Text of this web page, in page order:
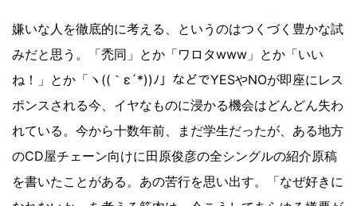
嫌いな人を徹底的に考える、というのはつくづく豊かな試
みだと思う。「禿同」とか「ワロタwww」とか「いい
ね！」とか「ヽ((｀ε´*))ﾉ」などでYESやNOが即座にレス
ポンスされる今、イヤなものに浸かる機会はどんどん失わ
れている。今から十数年前、まだ学生だったが、ある地方
のCD屋チェーン向けに田原俊彦の全シングルの紹介原稿
を書いたことがある。あの苦行を思い出す。「なぜ好きに